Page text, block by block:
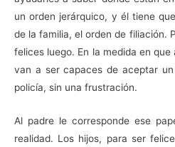
un orden jerárquico, y él tiene
de la familia, el orden de filiación.
felices luego. En la medida en que
van a ser capaces de aceptar un
policía, sin una frustración.
Al padre le corresponde ese
realidad. Los hijos, para ser